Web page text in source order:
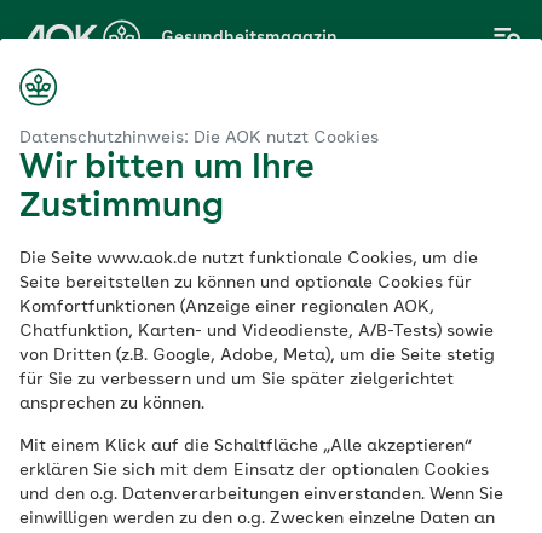
Datenschutzhinweis: Die AOK nutzt Cookies
Wir bitten um Ihre
Zustimmung
Die Seite www.aok.de nutzt funktionale Cookies, um die
Seite bereitstellen zu können und optionale Cookies für
Komfortfunktionen (Anzeige einer regionalen AOK,
Chatfunktion, Karten- und Videodienste, A/B-Tests) sowie
von Dritten (z.B. Google, Adobe, Meta), um die Seite stetig
für Sie zu verbessern und um Sie später zielgerichtet
ansprechen zu können.
Mit einem Klick auf die Schaltfläche „Alle akzeptieren“
erklären Sie sich mit dem Einsatz der optionalen Cookies
und den o.g. Datenverarbeitungen einverstanden. Wenn Sie
einwilligen werden zu den o.g. Zwecken einzelne Daten an
Hauptinhalt
springen
Gesundheitsmagazin
Ratgeber Knie-OP:
Wann hilft ein
künstliches
Kniegelenk?